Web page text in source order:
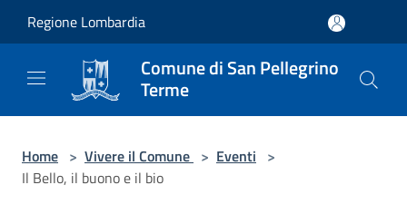
Regione Lombardia
Comune di San Pellegrino
Terme
Home > Vivere il Comune > Eventi >
Il Bello, il buono e il bio